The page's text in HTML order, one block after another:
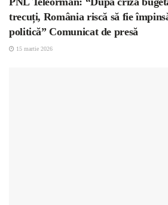
trecuți, România riscă să fie
politică” Comunicat de presă
15 martie 2026